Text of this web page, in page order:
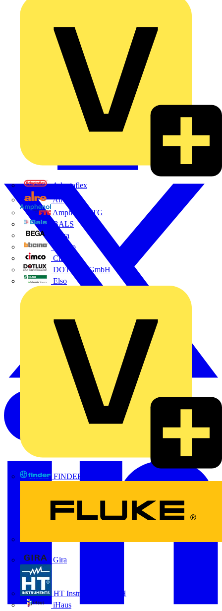
Adaptaflex
Alre
Amphenol FTG
BALS
Bega
Bticino
Cimco
DOTLUX GmbH
Elso
FINDER
Gira
HT Instruments GmbH
iHaus